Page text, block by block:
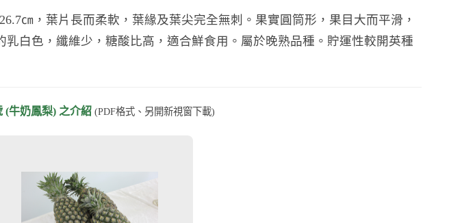
㎝，葉片長而柔軟，葉緣及葉尖完全無刺。果實圓筒形，果目大而平滑，
乳白色，纖維少，糖酸比高，適合鮮食用。屬於晚熟品種。貯運性較開英種
(牛奶鳳梨) 之介紹 (PDF格式、另開新視窗下載)